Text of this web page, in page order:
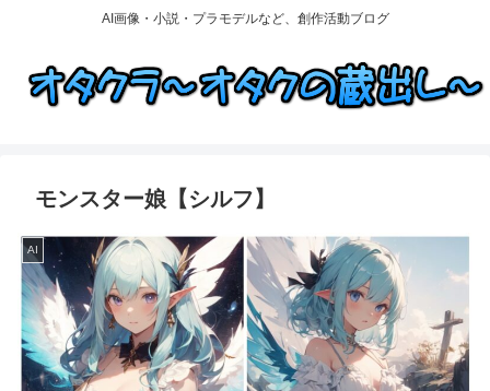
AI画像・小説・プラモデルなど、創作活動ブログ
モンスター娘【シルフ】
AI